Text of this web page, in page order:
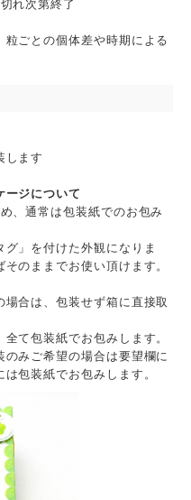
れ次第終了
ごとの個体差や時期による
します
ージについて
、通常は包装紙でのお包み
」を付けた外観になりま
のままでお使い頂けます。
合は、包装せず箱に直接取
て包装紙でお包みします。
みご希望の場合は要望欄に
包装紙でお包みします。